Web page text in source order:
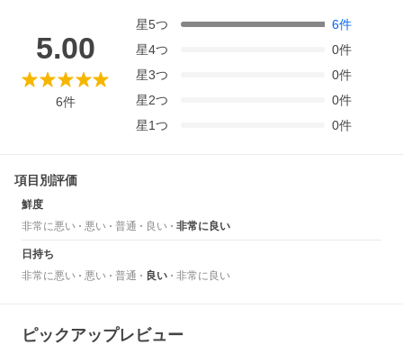
5.00
6件
星5つ 6件
星4つ 0件
星3つ 0件
星2つ 0件
星1つ 0件
項目別評価
鮮度
非常に悪い
悪い 普通 良い 非常に良い
日持ち
非常に悪い
悪い 普通 良い 非常に良い
ピックアップレビュー